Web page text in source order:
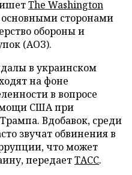
The Washington
сторонами
обороны и
(АОЗ).
в украинском
на фоне
в вопросе
США при
Вдобавок, среди
звучат обвинения в
что может
передаетТАСС.